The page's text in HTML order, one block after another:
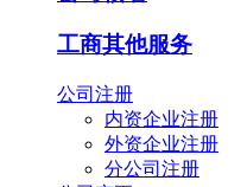
工商其他服务
公司注册
内资企业注册
外资企业注册
分公司注册